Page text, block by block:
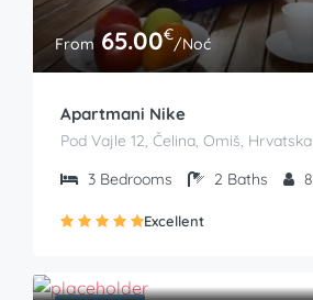
From65.00€/Noć
Apartmani Nike
Pod Vajle 12, Čelina, Omiš, Hrvatska
3 Bedrooms 2 Baths 8
Excellent